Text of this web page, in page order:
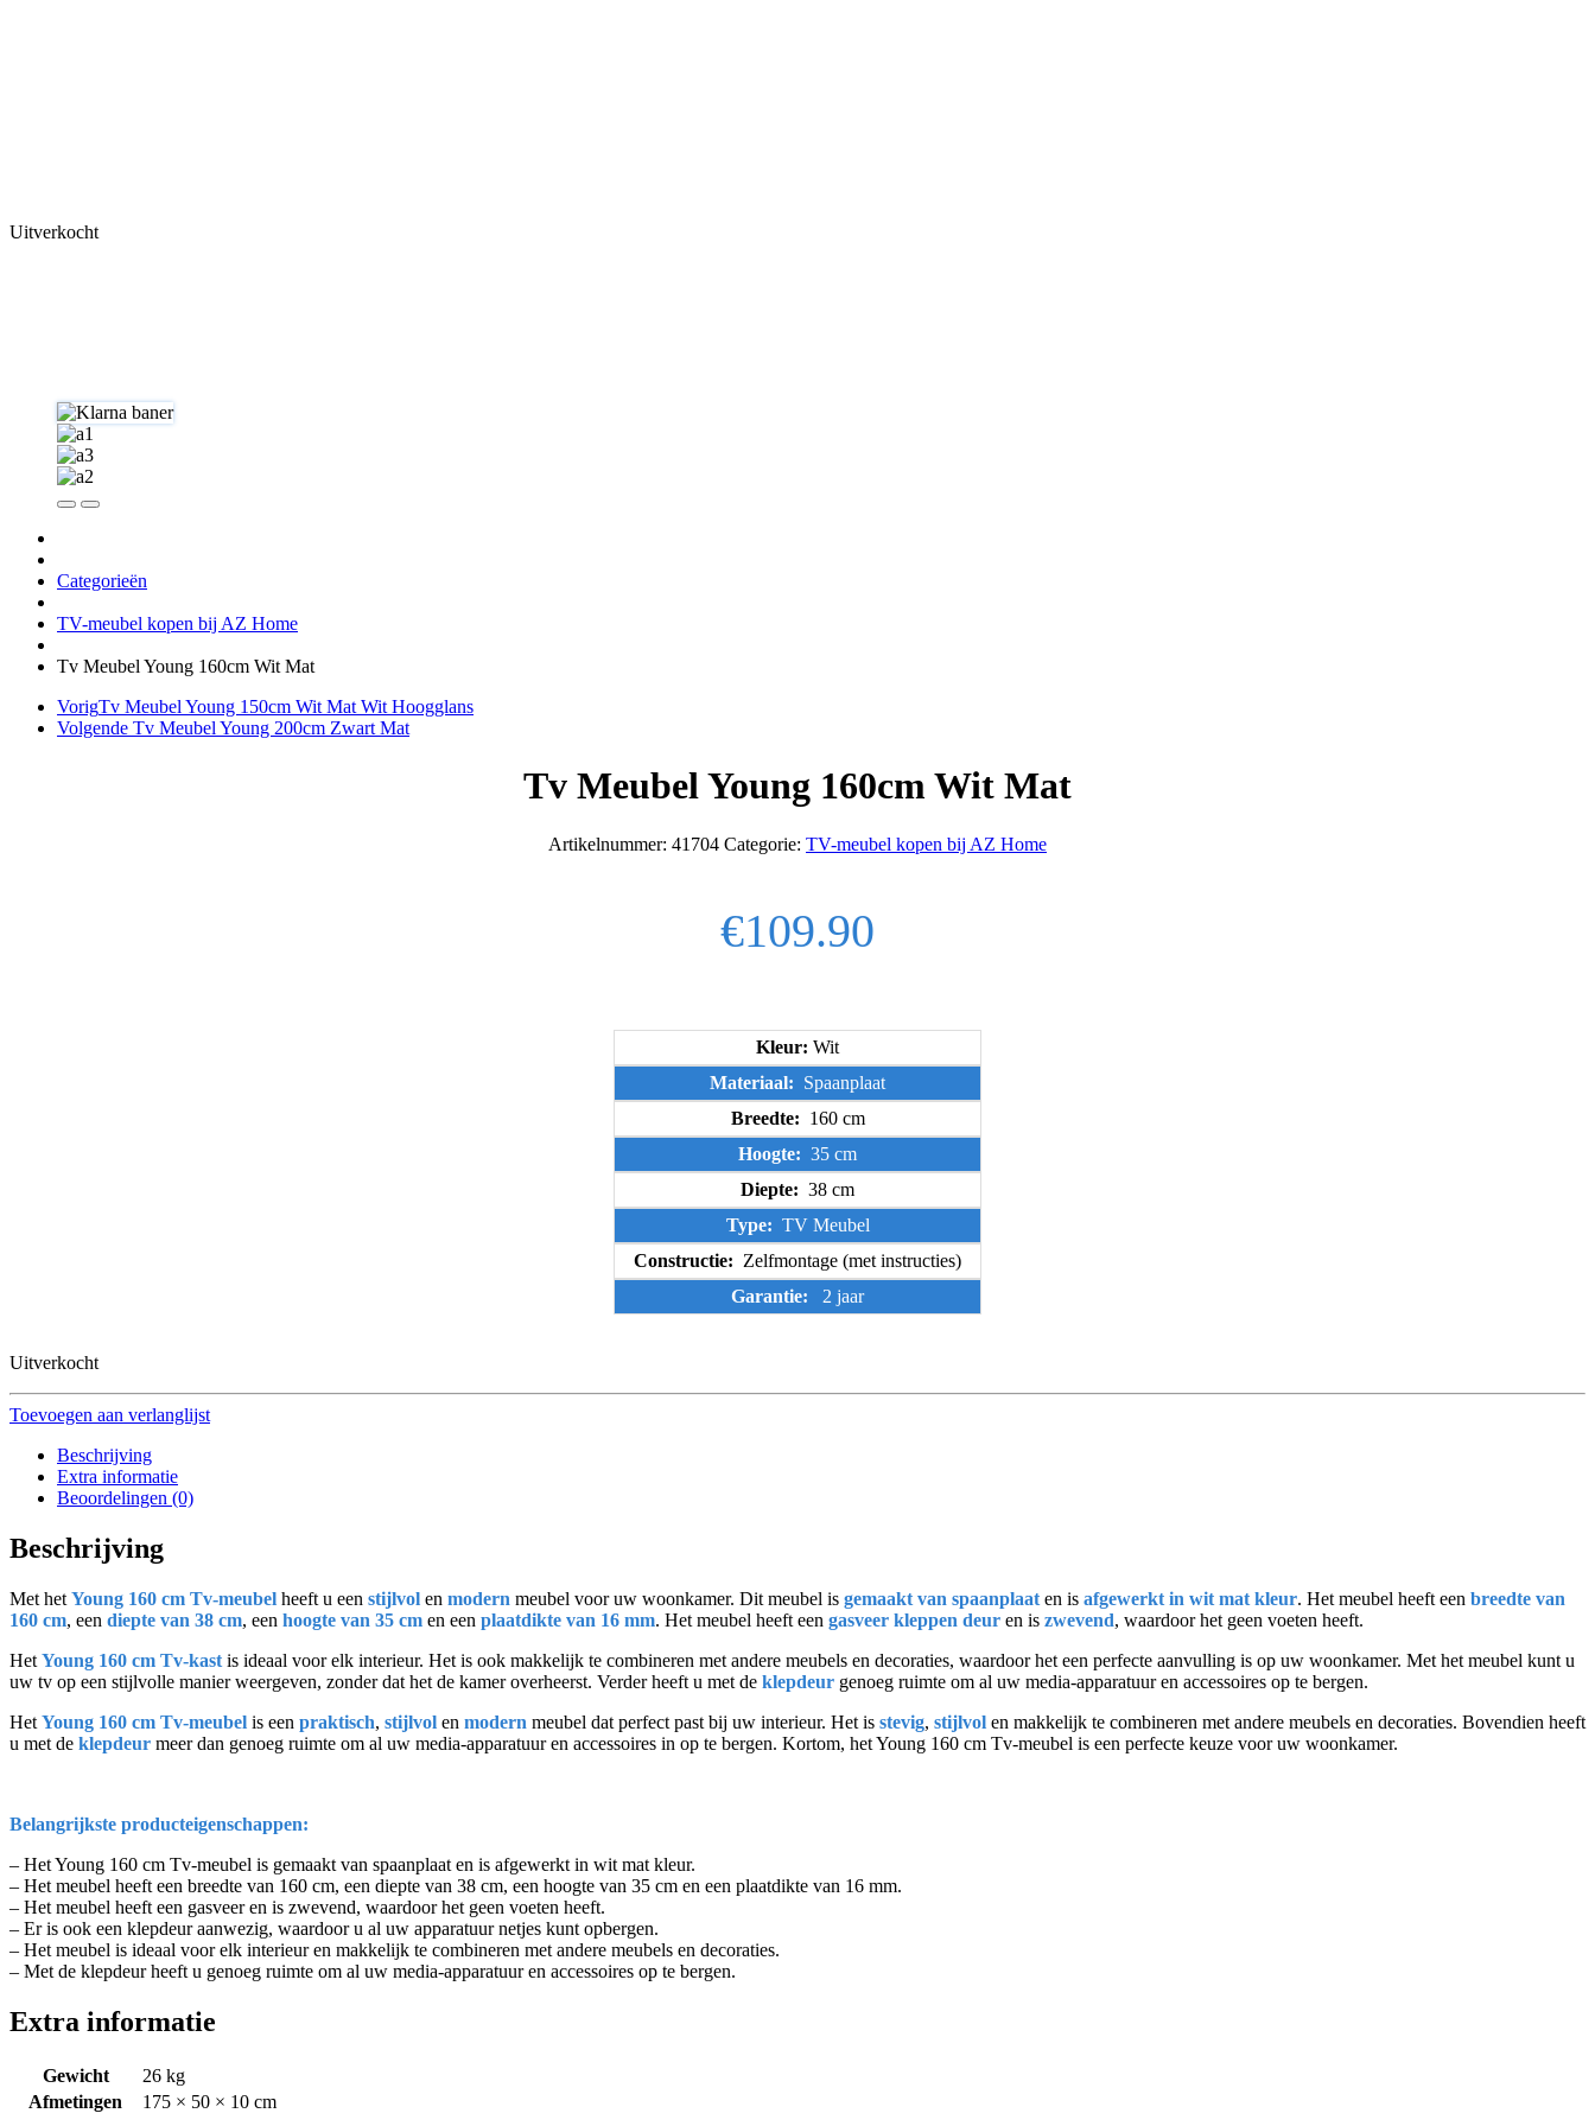
Uitverkocht
Categorieën
TV-meubel kopen bij AZ Home
Tv Meubel Young 160cm Wit Mat
VorigTv Meubel Young 150cm Wit Mat Wit Hoogglans
Volgende Tv Meubel Young 200cm Zwart Mat
Tv Meubel Young 160cm Wit Mat
Artikelnummer: 41704 Categorie: TV-meubel kopen bij AZ Home
€109.90
Kleur: Wit
Materiaal: Spaanplaat
Breedte: 160 cm
Hoogte: 35 cm
Diepte: 38 cm
Type: TV Meubel
Constructie: Zelfmontage (met instructies)
Garantie: 2 jaar
Uitverkocht
Toevoegen aan verlanglijst
Beschrijving
Extra informatie
Beoordelingen (0)
Beschrijving
Met het Young 160 cm Tv-meubel heeft u een stijlvol en modern meubel voor uw woonkamer. Dit meubel is gemaakt van spaanplaat en is afgewerkt in wit mat kleur. Het meubel heeft een breedte van
160 cm, een diepte van 38 cm, een hoogte van 35 cm en een plaatdikte van 16 mm. Het meubel heeft een gasveer kleppen deur en is zwevend, waardoor het geen voeten heeft.
Het Young 160 cm Tv-kast is ideaal voor elk interieur. Het is ook makkelijk te combineren met andere meubels en decoraties, waardoor het een perfecte aanvulling is op uw woonkamer. Met het meubel kunt u
uw tv op een stijlvolle manier weergeven, zonder dat het de kamer overheerst. Verder heeft u met de klepdeur genoeg ruimte om al uw media-apparatuur en accessoires op te bergen.
Het Young 160 cm Tv-meubel is een praktisch, stijlvol en modern meubel dat perfect past bij uw interieur. Het is stevig, stijlvol en makkelijk te combineren met andere meubels en decoraties. Bovendien heeft
u met de klepdeur meer dan genoeg ruimte om al uw media-apparatuur en accessoires in op te bergen. Kortom, het Young 160 cm Tv-meubel is een perfecte keuze voor uw woonkamer.
Belangrijkste producteigenschappen:
– Het Young 160 cm Tv-meubel is gemaakt van spaanplaat en is afgewerkt in wit mat kleur.
– Het meubel heeft een breedte van 160 cm, een diepte van 38 cm, een hoogte van 35 cm en een plaatdikte van 16 mm.
– Het meubel heeft een gasveer en is zwevend, waardoor het geen voeten heeft.
– Er is ook een klepdeur aanwezig, waardoor u al uw apparatuur netjes kunt opbergen.
– Het meubel is ideaal voor elk interieur en makkelijk te combineren met andere meubels en decoraties.
– Met de klepdeur heeft u genoeg ruimte om al uw media-apparatuur en accessoires op te bergen.
Extra informatie
Gewicht
26 kg
Afmetingen
175 × 50 × 10 cm